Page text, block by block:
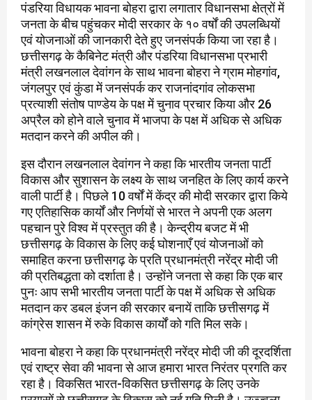
पंडरिया विधायक भावना बोहरा द्वारा लगातार विधानसभा क्षेत्रों में
जनता के बीच पहुंचकर मोदी सरकार के १० वर्षों की उपलब्धियों
एवं योजनाओं की जानकारी देते हुए जनसंपर्क किया जा रहा है।
छत्तीसगढ़ के कैबिनेट मंत्री और पंडरिया विधानसभा प्रभारी
मंत्री लखनलाल देवांगन के साथ भावना बोहरा ने ग्राम मोहगांव,
जंगलपुर एवं कुंडा में जनसंपर्क कर राजनांदगांव लोकसभा
प्रत्याशी संतोष पाण्डेय के पक्ष में चुनाव प्रचार किया और 26
अप्रैल को होने वाले चुनाव में भाजपा के पक्ष में अधिक से अधिक
मतदान करने की अपील की।
इस दौरान लखनलाल देवांगन ने कहा कि भारतीय जनता पार्टी
विकास और सुशासन के लक्ष्य के साथ जनहित के लिए कार्य करने
वाली पार्टी है। पिछले 10 वर्षों में केंद्र की मोदी सरकार द्वारा किये
गए एतिहासिक कार्यों और निर्णयों से भारत ने अपनी एक अलग
पहचान पुरे विश्व में प्रस्तुत की है। केन्द्रीय बजट में भी
छत्तीसगढ़ के विकास के लिए कई घोशनाएँ एवं योजनाओं को
समाहित करना छत्तीसगढ़ के प्रति प्रधानमंत्री नरेंद्र मोदी जी
की प्रतिबद्धता को दर्शाता है। उन्होंने जनता से कहा कि एक बार
पुनः आप सभी भारतीय जनता पार्टी के पक्ष में अधिक से अधिक
मतदान कर डबल इंजन की सरकार बनायें ताकि छत्तीसगढ़ में
कांग्रेस शासन में रुके विकास कार्यों को गति मिल सके।
भावना बोहरा ने कहा कि प्रधानमंत्री नरेंद्र मोदी जी की दूरदर्शिता
एवं राष्ट्र सेवा की भावना से आज हमारा भारत निरंतर प्रगति कर
रहा है। विकसित भारत-विकसित छत्तीसगढ़ के लिए उनके